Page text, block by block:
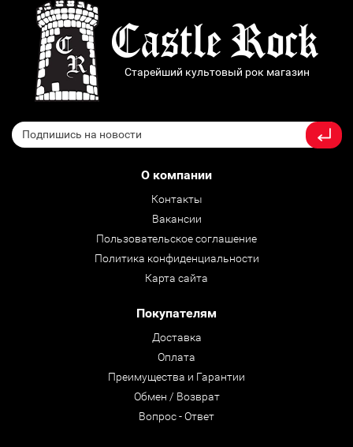
Старейший культовый рок магазин
О компании
Контакты
Вакансии
Пользовательское соглашение
Политика конфиденциальности
Карта сайта
Покупателям
Доставка
Оплата
Преимущества и Гарантии
Обмен / Возврат
Вопрос - Ответ